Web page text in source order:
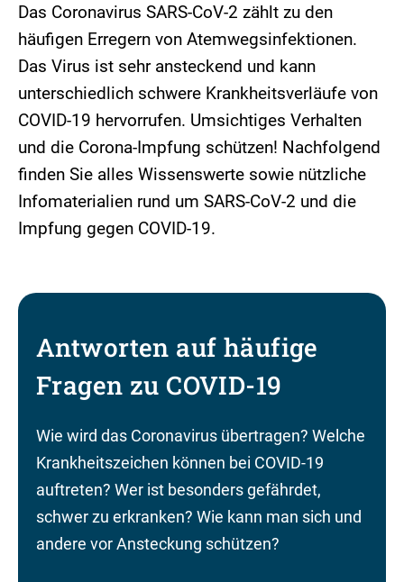
Das Coronavirus SARS-CoV-2 zählt zu den
häufigen Erregern von Atemwegsinfektionen.
Das Virus ist sehr ansteckend und kann
unterschiedlich schwere Krankheitsverläufe von
COVID-19 hervorrufen. Umsichtiges Verhalten
und die Corona-Impfung schützen! Nachfolgend
finden Sie alles Wissenswerte sowie nützliche
Infomaterialien rund um SARS-CoV-2 und die
Impfung gegen COVID-19.
Antworten auf häufige
Fragen zu COVID-19
Wie wird das Coronavirus übertragen? Welche
Krankheitszeichen können bei COVID-19
auftreten? Wer ist besonders gefährdet,
schwer zu erkranken? Wie kann man sich und
andere vor Ansteckung schützen?